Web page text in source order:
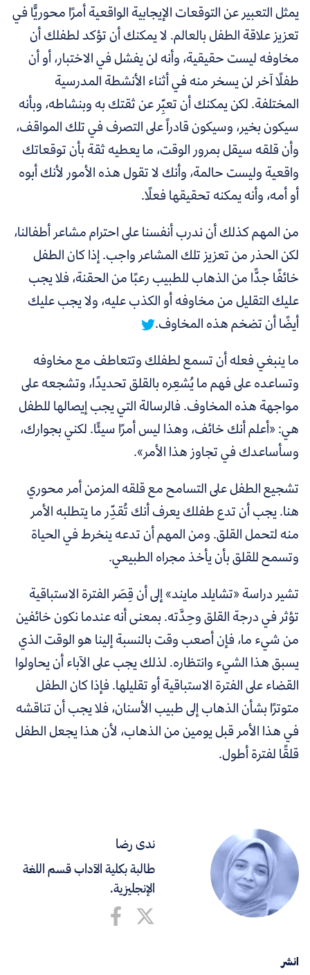
ندى رضا
طالبة بكلية الآداب قسم اللغة
الإنجليزية.
انشر
يمثل التعبير عن التوقعات الإيجابية الواقعية أمرًا محوريًّا في
تعزيز علاقة الطفل بالعالم. لا يمكنك أن تؤكد لطفلك أن
مخاوفه ليست حقيقية، وأنه لن يفشل في الاختبار، أو أن
طفلًا آخر لن يسخر منه في أثناء الأنشطة المدرسية
المختلفة. لكن يمكنك أن تعبِّر عن ثقتك به وبنشاطه، وبأنه
سيكون بخير، وسيكون قادراً على التصرف في تلك المواقف،
وأن قلقه سيقل بمرور الوقت، ما يعطيه ثقة بأن توقعاتك
واقعية وليست حالمة، وأنك لا تقول هذه الأمور لأنك أبوه
أو أمه، وأنه يمكنه تحقيقها فعلًا.
من المهم كذلك أن ندرب أنفسنا على احترام مشاعر أطفالنا،
لكن الحذر من تعزيز تلك المشاعر واجب. إذا كان الطفل
خائفًا جدًّا من الذهاب للطبيب رعبًا من الحقنة،فلا يجب
عليك التقليل من مخاوفه أو الكذب عليه، ولا يجب عليك
أيضًا أن تضخم هذه المخاوف.
ما ينبغي فعله أن تسمع لطفلك وتتعاطف مع مخاوفه
وتساعده على فهم ما يُشعِره بالقلق تحديدًا، وتشجعه على
مواجهة هذه المخاوف. فالرسالة التي يجب إيصالها للطفل
هي: «أعلم أنك خائف، وهذا ليس أمرًا سيئًا. لكني بجوارك،
وسأساعدك في تجاوز هذا الأمر».
تشجيع الطفل على التسامح مع قلقه المزمن أمر محوري
هنا. يجب أن تدع طفلك يعرف أنك تُقدِّر ما يتطلبه الأمر
منه لتحمل القلق. ومن المهم أن تدعه ينخرط في الحياة
وتسمح للقلق بأن يأخذ مجراه الطبيعي.
تشير دراسة «تشايلد مايند» إلى أن قِصَر الفترة الاستباقية
تؤثر في درجة القلق وحِدَّته. بمعنى أنه عندما نكون خائفين
من شيء ما، فإن أصعب وقت بالنسبة إلينا هو الوقت الذي
يسبق هذا الشيء وانتظاره. لذلك يجب على الآباء أن يحاولوا
القضاء على الفترة الاستباقية أو تقليلها. فإذا كان الطفل
متوترًا بشأن الذهاب إلى طبيب الأسنان، فلا يجب أن تناقشه
في هذا الأمر قبل يومين من الذهاب، لأن هذا يجعل الطفل
قلقًا لفترة أطول.